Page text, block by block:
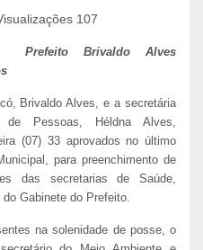
107
Prefeito Brivaldo Alves
Brivaldo Alves, e a secretária
Pessoas, Héldna Alves,
(07) 33 aprovados no último
para preenchimento de
das secretarias de Saúde,
Gabinete do Prefeito.
na solenidade de posse, o